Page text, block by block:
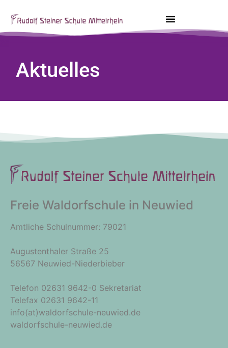
Aktuelles
Freie Waldorfschule in Neuwied
Amtliche Schulnummer: 79021
Augustenthaler Straße 25
56567 Neuwied-Niederbieber
Telefon 02631 9642-0 Sekretariat
Telefax 02631 9642-11
info(at)waldorfschule-neuwied.de
waldorfschule-neuwied.de